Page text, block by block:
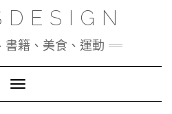
書籍、美食、運動
Toggle Navigation